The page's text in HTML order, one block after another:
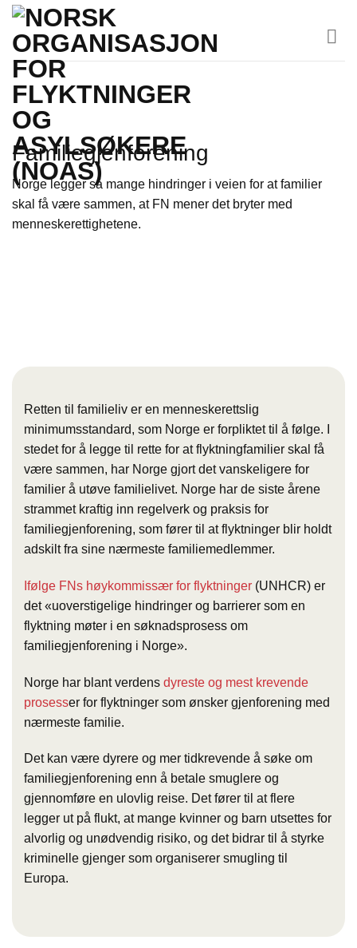
Skip
content
Familiegjenforening
Norge legger så mange hindringer i veien for at familier
skal få være sammen, at FN mener det bryter med
menneskerettighetene.
Retten til familieliv er en menneskerettslig
minimumsstandard, som Norge er forpliktet til å følge. I
stedet for å legge til rette for at flyktningfamilier skal få
være sammen, har Norge gjort det vanskeligere for
familier å utøve familielivet. Norge har de siste årene
strammet kraftig inn regelverk og praksis for
familiegjenforening, som fører til at flyktninger blir holdt
adskilt fra sine nærmeste familiemedlemmer.
Ifølge FNs høykommissær for flyktninger (UNHCR) er
det «uoverstigelige hindringer og barrierer som en
flyktning møter i en søknadsprosess om
familiegjenforening i Norge».
Norge har blant verdens dyreste og mest krevende
prosesser for flyktninger som ønsker gjenforening med
nærmeste familie.
Det kan være dyrere og mer tidkrevende å søke om
familiegjenforening enn å betale smuglere og
gjennomføre en ulovlig reise. Det fører til at flere
legger ut på flukt, at mange kvinner og barn utsettes for
alvorlig og unødvendig risiko, og det bidrar til å styrke
kriminelle gjenger som organiserer smugling til
Europa.